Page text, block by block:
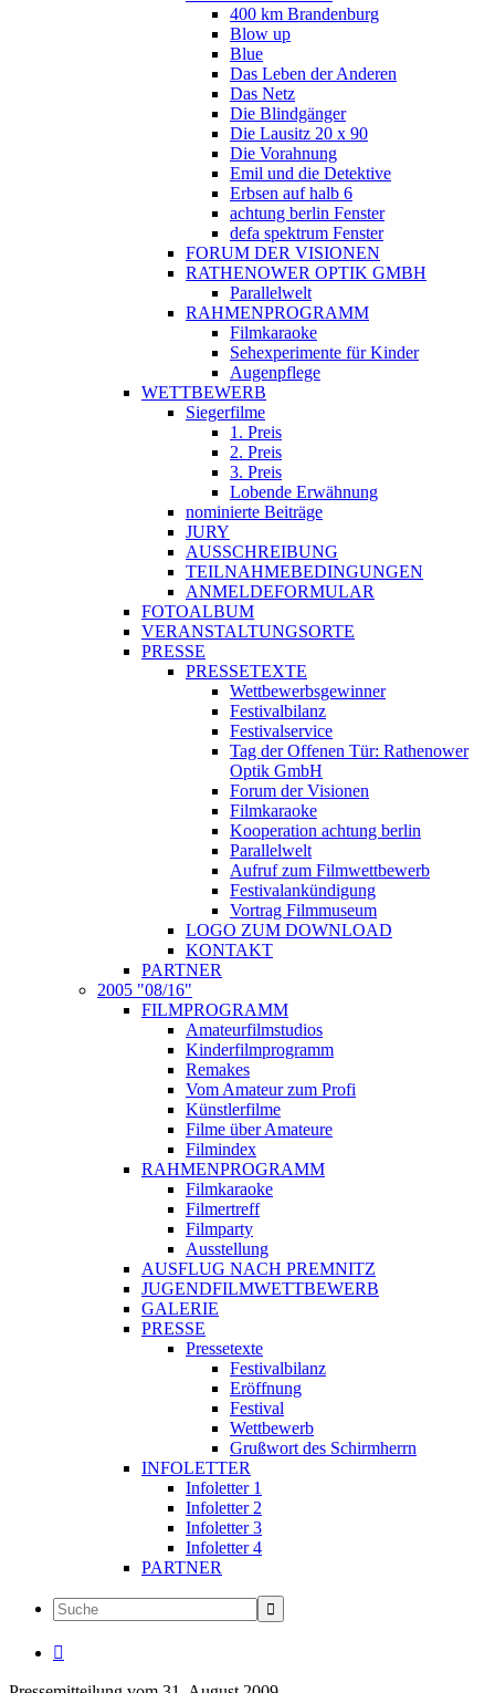
400 km Brandenburg
Blow up
Blue
Das Leben der Anderen
Das Netz
Die Blindgänger
Die Lausitz 20 x 90
Die Vorahnung
Emil und die Detektive
Erbsen auf halb 6
achtung berlin Fenster
defa spektrum Fenster
FORUM DER VISIONEN
RATHENOWER OPTIK GMBH
Parallelwelt
RAHMENPROGRAMM
Filmkaraoke
Sehexperimente für Kinder
Augenpflege
WETTBEWERB
Siegerfilme
1. Preis
2. Preis
3. Preis
Lobende Erwähnung
nominierte Beiträge
JURY
AUSSCHREIBUNG
TEILNAHMEBEDINGUNGEN
ANMELDEFORMULAR
FOTOALBUM
VERANSTALTUNGSORTE
PRESSE
PRESSETEXTE
Wettbewerbsgewinner
Festivalbilanz
Festivalservice
Tag der Offenen Tür: Rathenower
Optik GmbH
Forum der Visionen
Filmkaraoke
Kooperation achtung berlin
Parallelwelt
Aufruf zum Filmwettbewerb
Festivalankündigung
Vortrag Filmmuseum
LOGO ZUM DOWNLOAD
KONTAKT
PARTNER
2005 "08/16"
FILMPROGRAMM
Amateurfilmstudios
Kinderfilmprogramm
Remakes
Vom Amateur zum Profi
Künstlerfilme
Filme über Amateure
Filmindex
RAHMENPROGRAMM
Filmkaraoke
Filmertreff
Filmparty
Ausstellung
AUSFLUG NACH PREMNITZ
JUGENDFILMWETTBEWERB
GALERIE
PRESSE
Pressetexte
Festivalbilanz
Eröffnung
Festival
Wettbewerb
Grußwort des Schirmherrn
INFOLETTER
Infoletter 1
Infoletter 2
Infoletter 3
Infoletter 4
PARTNER
